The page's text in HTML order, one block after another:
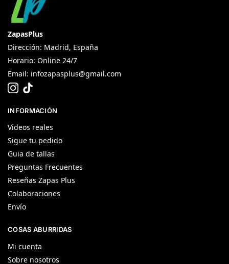
ZapasPlus
Dirección: Madrid, España
Horario: Online 24/7
Email: infozapasplus@gmail.com
INFORMACIÓN
Videos reales
Sigue tu pedido
Guia de tallas
Preguntas Frecuentes
Reseñas Zapas Plus
Colaboraciones
Envío
COSAS ABURRIDAS
Mi cuenta
Sobre nosotros